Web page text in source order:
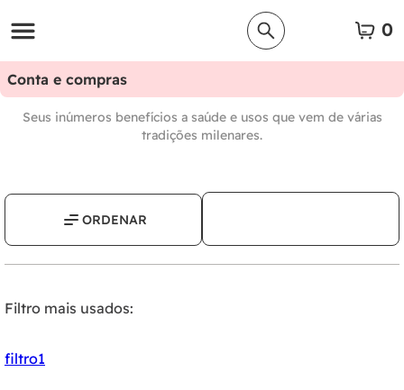
0
Conta e compras
Seus inúmeros benefícios a saúde e usos que vem de várias
tradições milenares.
Filtro mais usados:
filtro1